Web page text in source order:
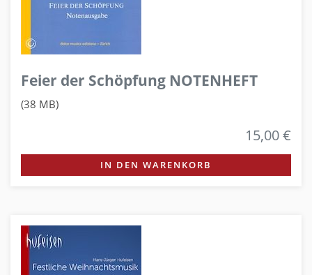
Feier der Schöpfung NOTENHEFT
(38 MB)
15,00 €
IN DEN WARENKORB